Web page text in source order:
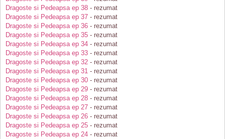
Dragoste si Pedeapsa ep 38 - rezumat
Dragoste si Pedeapsa ep 37 - rezumat
Dragoste si Pedeapsa ep 36 - rezumat
Dragoste si Pedeapsa ep 35 - rezumat
Dragoste si Pedeapsa ep 34 - rezumat
Dragoste si Pedeapsa ep 33 - rezumat
Dragoste si Pedeapsa ep 32 - rezumat
Dragoste si Pedeapsa ep 31 - rezumat
Dragoste si Pedeapsa ep 30 - rezumat
Dragoste si Pedeapsa ep 29 - rezumat
Dragoste si Pedeapsa ep 28 - rezumat
Dragoste si Pedeapsa ep 27 - rezumat
Dragoste si Pedeapsa ep 26 - rezumat
Dragoste si Pedeapsa ep 25 - rezumat
Dragoste si Pedeapsa ep 24 - rezumat